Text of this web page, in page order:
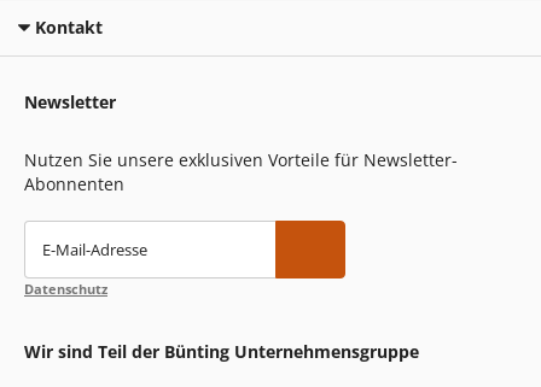
Kontakt
Newsletter
Nutzen Sie unsere exklusiven Vorteile für Newsletter-
Abonnenten
E-Mail-Adresse
Datenschutz
Wir sind Teil der Bünting Unternehmensgruppe